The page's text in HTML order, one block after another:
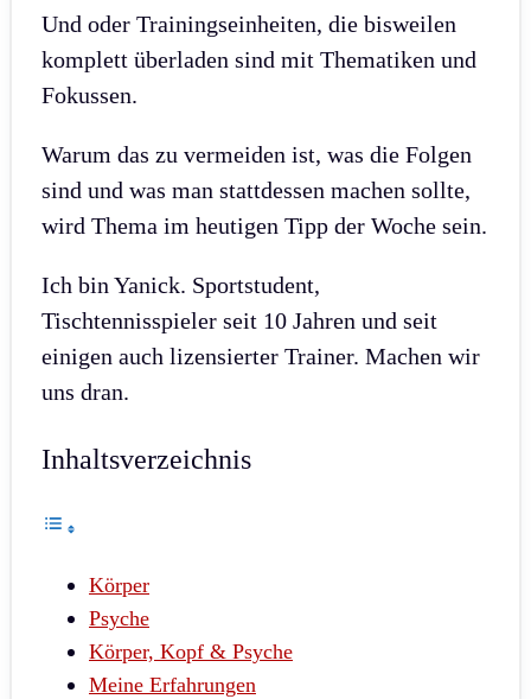
Und oder Trainingseinheiten, die bisweilen
komplett überladen sind mit Thematiken und
Fokussen.
Warum das zu vermeiden ist, was die Folgen
sind und was man stattdessen machen sollte,
wird Thema im heutigen Tipp der Woche sein.
Ich bin Yanick. Sportstudent,
Tischtennisspieler seit 10 Jahren und seit
einigen auch lizensierter Trainer. Machen wir
uns dran.
Inhaltsverzeichnis
Körper
Psyche
Körper, Kopf & Psyche
Meine Erfahrungen